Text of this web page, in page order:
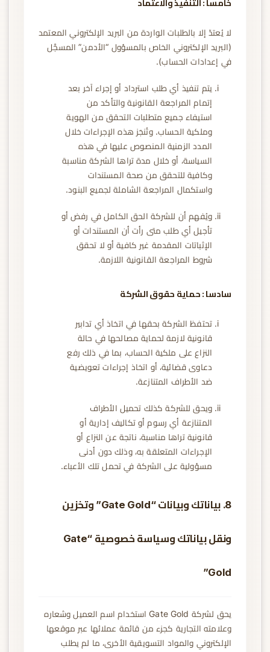
خامسا : التنفيذ والاعتماد
لا يُعتدّ إلا بالطلبات الواردة من البريد الإلكتروني المعتمد
(البريد الإلكتروني الخاص بالمسؤول “الأدمن” المسجَّل
في إعدادات الحساب).
يتم تنفيذ أي طلب استرداد أو إجراء آخر بعد
إتمام المراجعة القانونية والتأكد من
استيفاء جميع متطلبات التحقق من الهوية
وملكية الحساب. وتُنجَز هذه الإجراءات خلال
المدد الزمنية المنصوص عليها في هذه
السياسة، أو خلال مدة تراها الشركة مناسبة
وكافية للتحقق من صحة المستندات
واستكمال المراجعة الشاملة لجميع البنود.
ويُفهم أن للشركة الحق الكامل في رفض أو
تأجيل أي طلب متى رأت أن المستندات أو
الإثباتات المقدمة غير كافية أو لا تحقق
شروط المراجعة القانونية اللازمة.
سادسا : حماية حقوق الشركة
تحتفظ الشركة بحقها في اتخاذ أي تدابير
قانونية لازمة لحماية مصالحها في حالة
النزاع على ملكية الحساب، بما في ذلك رفع
دعاوى قضائية، أو اتخاذ إجراءات تعويضية
ضد الأطراف المتنازعة.
ويحق للشركة كذلك تحميل الأطراف
المتنازعة أي رسوم أو تكاليف إدارية أو
قانونية تراها مناسبة، ناتجة عن النزاع أو
الإجراءات المتعلقة به، وذلك دون أدنى
مسؤولية على الشركة في تحمل تلك الأعباء.
8. بياناتك وبيانات “Gate Gold” وتخزين
ونقل بياناتك وسياسة خصوصية “Gate
Gold”
يحق لشركة Gate Gold استخدام اسم العميل وشعاره
وعلامته التجارية كجزء من قائمة عملائها عبر موقعها
الإلكتروني والمواد التسويقية الأخرى، ما لم يطلب